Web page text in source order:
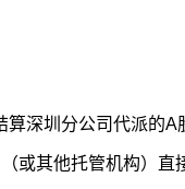
算深圳分公司代派的A
或其他托管机构）直